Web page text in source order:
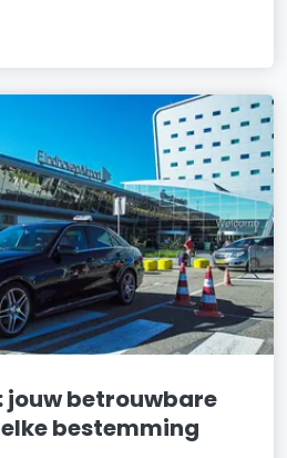
jouw betrouwbare
bestemming